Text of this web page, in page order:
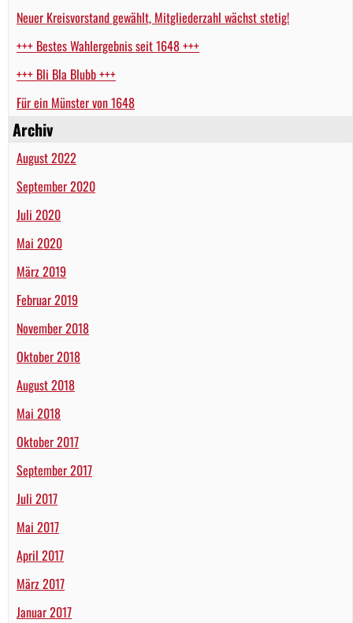
Neuer Kreisvorstand gewählt, Mitgliederzahl wächst stetig!
+++ Bestes Wahlergebnis seit 1648 +++
+++ Bli Bla Blubb +++
Für ein Münster von 1648
Archiv
August 2022
September 2020
Juli 2020
Mai 2020
März 2019
Februar 2019
November 2018
Oktober 2018
August 2018
Mai 2018
Oktober 2017
September 2017
Juli 2017
Mai 2017
April 2017
März 2017
Januar 2017